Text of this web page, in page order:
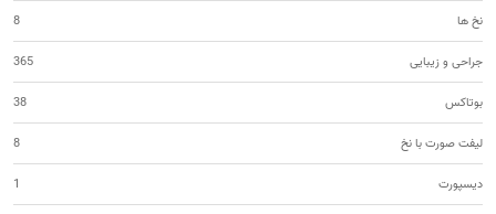
نخ ها 8
جراحی و زیبایی 365
بوتاکس 38
لیفت صورت با نخ 8
دیسپورت 1